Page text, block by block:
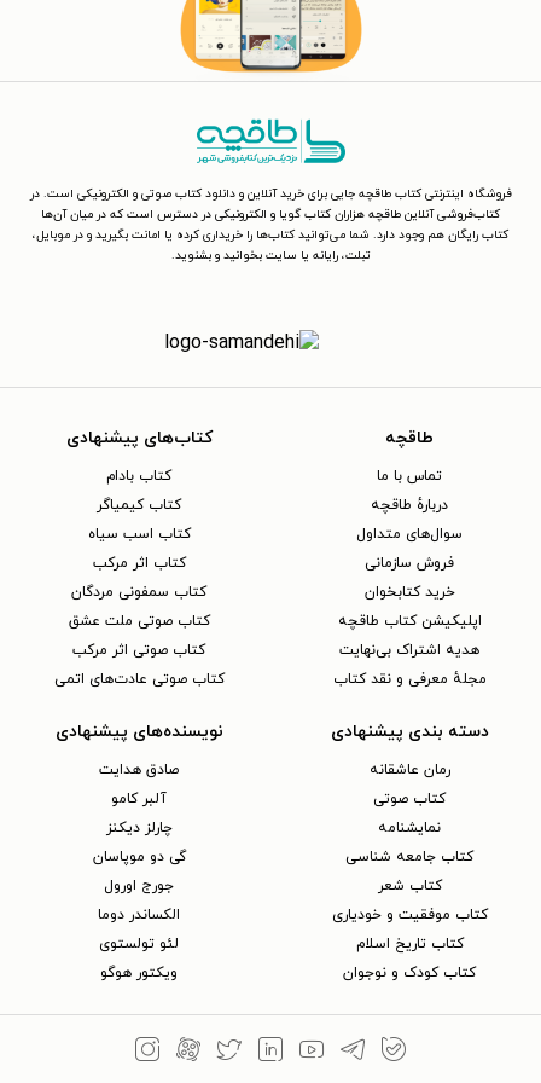
فروشگاه اینترنتی کتاب طاقچه جایی برای خرید آنلاین و دانلود کتاب صوتی و الکترونیکی است. در
کتاب‌فروشی آنلاین طاقچه هزاران کتاب گویا و الکترونیکی در دسترس است که در میان آن‌ها
کتاب رایگان هم وجود دارد. شما می‌توانید کتاب‌ها را خریداری کرده یا امانت بگیرید و در موبایل،
تبلت، رایانه یا سایت بخوانید و بشنوید.
طاقچه
تماس با ما
دربارهٔ طاقچه
سوال‌های متداول
فروش سازمانی
خرید کتابخوان
اپلیکیشن کتاب طاقچه
هدیه اشتراک بی‌نهایت
مجلهٔ معرفی و نقد کتاب
کتاب‌های پیشنهادی
کتاب بادام
کتاب کیمیاگر
کتاب اسب سیاه
کتاب اثر مرکب
کتاب سمفونی مردگان
کتاب صوتی ملت عشق
کتاب صوتی اثر مرکب
کتاب صوتی عادت‌های اتمی
دسته بندی پیشنهادی
رمان عاشقانه
کتاب‌ صوتی
نمایشنامه
کتاب جامعه شناسی
کتاب شعر
کتاب موفقیت و خودیاری
کتاب تاریخ اسلام
کتاب کودک و نوجوان
نویسنده‌های پیشنهادی
صادق هدایت
آلبر کامو
چارلز دیکنز
گی دو موپاسان
جورج اورول
الکساندر دوما
لئو تولستوی
ویکتور هوگو